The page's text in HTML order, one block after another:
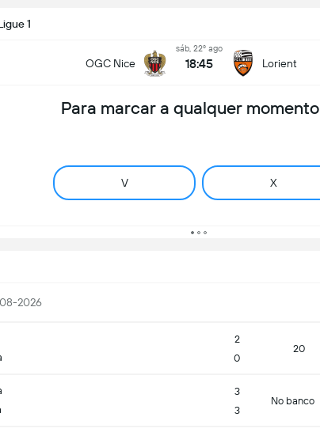
1
OGC Nice
sáb, 22º ago
18:45 Lorient
Para marcar a qualquer momento
V X
2026
2
0
20
3
3
No banco